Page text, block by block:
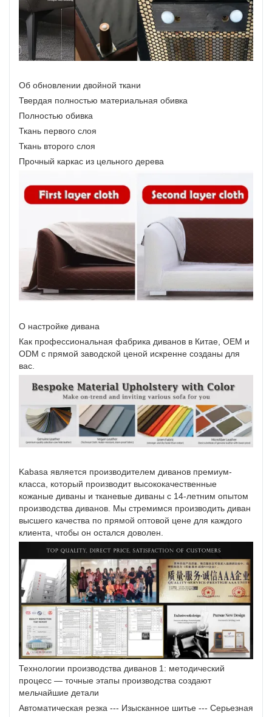
Об обновлении двойной ткани
Твердая полностью материальная обивка
Полностью обивка
Ткань первого слоя
Ткань второго слоя
Прочный каркас из цельного дерева
О настройке дивана
Как профессиональная фабрика диванов в Китае, OEM и
ODM с прямой заводской ценой искренне созданы для
вас.
Kabasa является производителем диванов премиум-
класса, который производит высококачественные
кожаные диваны и тканевые диваны с 14-летним опытом
производства диванов. Мы стремимся производить диван
высшего качества по прямой оптовой цене для каждого
клиента, чтобы он остался доволен.
Технологии производства диванов 1: методический
процесс — точные этапы производства создают
мельчайшие детали
Автоматическая резка --- Изысканное шитье --- Серьезная